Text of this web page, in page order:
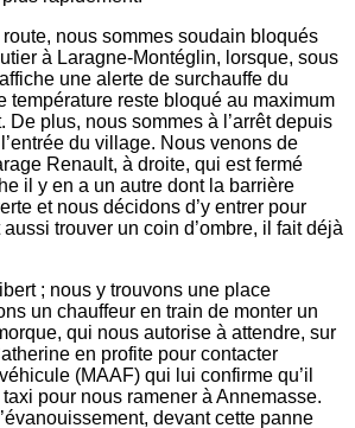
nous sommes soudain bloqués
à Laragne-Montéglin, lorsque, sous
une alerte de surchauffe du
température reste bloqué au maximum
De plus, nous sommes à l’arrêt depuis
du village. Nous venons de
Renault, à droite, qui est fermé
il y en a un autre dont la barrière
et nous décidons d’y entrer pour
trouver un coin d’ombre, il fait déjà
; nous y trouvons une place
un chauffeur en train de monter un
qui nous autorise à attendre, sur
en profite pour contacter
(MAAF) qui lui confirme qu’il
pour nous ramener à Annemasse.
devant cette panne